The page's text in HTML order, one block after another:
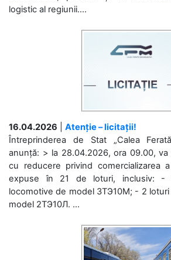
logistic al regiunii....
16.04.2026
Atenție – licitații!
Întreprinderea de Stat „Calea
anunță: > la 28.04.2026, ora 09.00, va
cu reducere privind comercializarea
expuse în 21 de loturi, inclusiv:
locomotive de model 3ТЭ10М; - 2
model 2ТЭ10Л. ...